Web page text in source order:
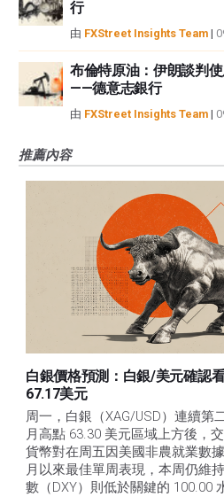
行
由 FXStreet Insights Team |
布倫特原油：伊朗談判
——德意志銀行
由 FXStreet Insights Team |
推薦內容
白銀價格預測：白銀/美元確認
67.17美元
周一，白銀（XAG/USD）連續第
月高點 63.30 美元區域上方後，
貨幣對在周五因美國非農就業數
月以來最佳單周表現，本周仍維
數（DXY）則低於關鍵的 100.00